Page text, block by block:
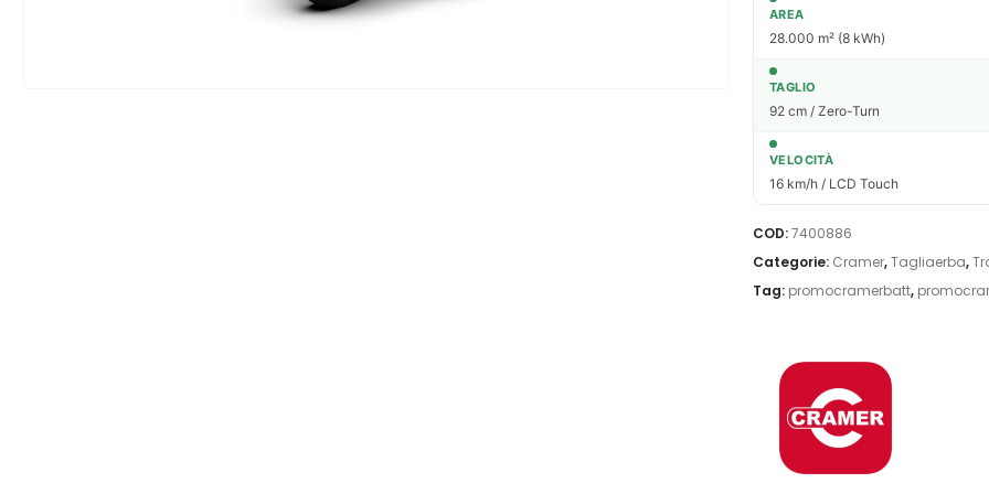
AREA
28.000 m² (8 kWh)
TAGLIO
92 cm / Zero-Turn
VELOCITÀ
16 km/h / LCD Touch
COD:7400886
Categorie: Cramer,Tagliaerba,
Tag: promocramerbatt,